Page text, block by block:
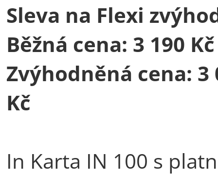
Sleva na Flexi
Běžná cena:
Zvýhodněná cena: 3
In Karta IN 100 s